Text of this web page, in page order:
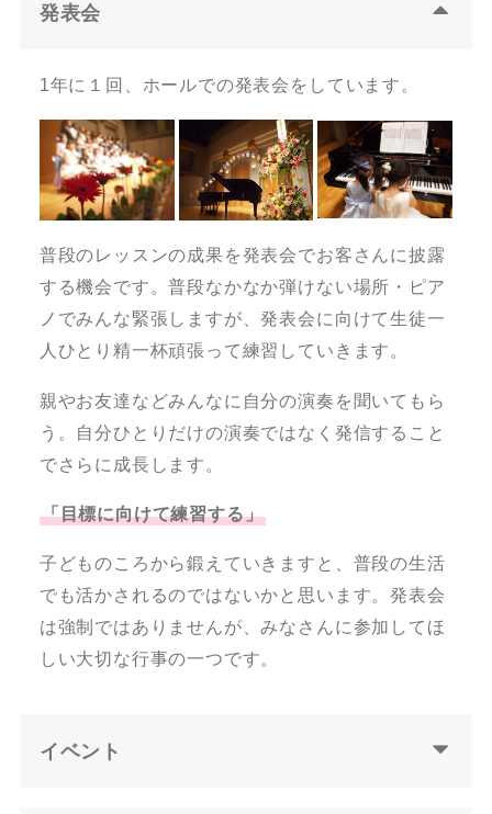
発表会
1年に１回、ホールでの発表会をしています。
普段のレッスンの成果を発表会でお客さんに披露
する機会です。普段なかなか弾けない場所・ピア
ノでみんな緊張しますが、発表会に向けて生徒一
人ひとり精一杯頑張って練習していきます。
親やお友達などみんなに自分の演奏を聞いてもら
う。自分ひとりだけの演奏ではなく発信すること
でさらに成長します。
「目標に向けて練習する」
子どものころから鍛えていきますと、普段の生活
でも活かされるのではないかと思います。発表会
は強制ではありませんが、みなさんに参加してほ
しい大切な行事の一つです。
イベント